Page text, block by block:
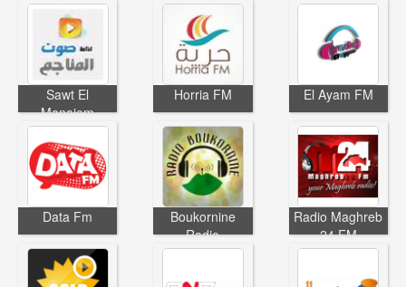
Sawt El
Manajem
Horria FM El Ayam FM
Data Fm
Boukornine
Radio
Radio Maghreb
24 FM